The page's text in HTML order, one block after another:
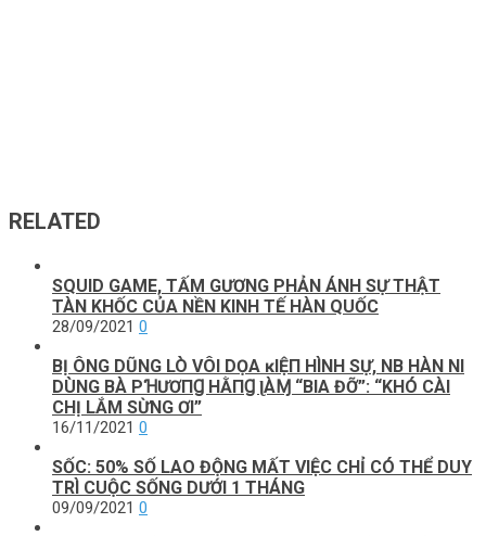
RELATED
SQUID GAME, TẤM GƯƠNG PHẢN ÁNH SỰ THẬT
TÀN KHỐC CỦA NỀN KINH TẾ HÀN QUỐC
28/09/2021 0
BỊ ÔNG DŨNG LÒ VÔI DỌΑ ĸΙỆП HÌNH SỰ, NB HÀN NI
DÙNG BÀ PꞪƯƠПꞬ HẰПꞬ ɭÀⱮ “BIA ĐỠ”: “KHÓ CÀI
CHỊ LẮM SỪNG ƠI”
16/11/2021 0
SỐC: 50% SỐ LAO ĐỘNG MẤT VIỆC CHỈ CÓ THỂ DUY
TRÌ CUỘC SỐNG DƯỚI 1 THÁNG
09/09/2021 0